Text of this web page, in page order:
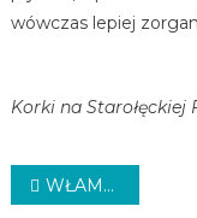
wówczas lepiej
Korki na Starołęckiej
Nawigacja
WŁAMYWACZ ZATRZYMANY